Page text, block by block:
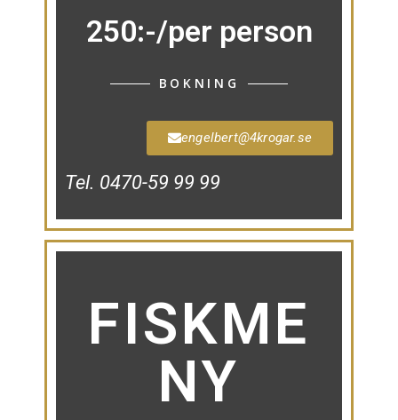
250:-/per person
BOKNING
engelbert@4krogar.se
Tel. 0470-59 99 99
FISKME
NY